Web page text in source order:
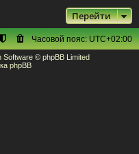
Перейти
Часовой пояс:UTC+02:00
Software © phpBB Limited
phpBB